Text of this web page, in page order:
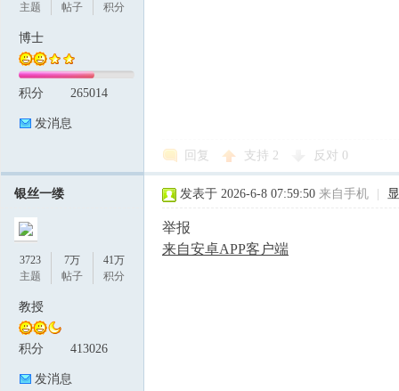
主题
帖子
积分
博士
积分 265014
发消息
回复 支持 2 反对 0
银丝一缕
3723
主题
7万
帖子
41万
积分
教授
积分 413026
发消息
发表于 2026-6-8 07:59:50 来自手机
举报
来自安卓APP客户端